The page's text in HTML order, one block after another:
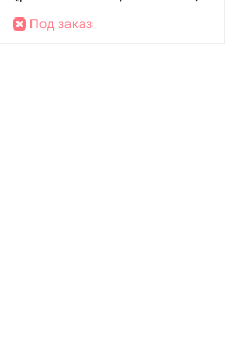
Под заказ